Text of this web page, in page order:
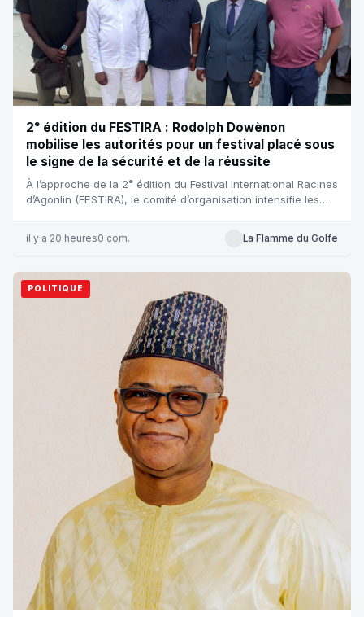
2ᵉ édition du FESTIRA : Rodolph Dowènon
mobilise les autorités pour un festival placé sous
le signe de la sécurité et de la réussite
À l’approche de la 2ᵉ édition du Festival International Racines
d’Agonlin (FESTIRA), le comité d’organisation intensifie les
il y a 20 heures0 com. La Flamme du Golfe
POLITIQUE